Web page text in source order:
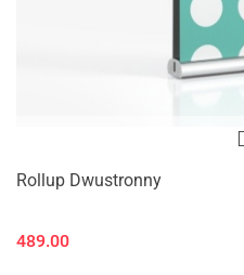
Rollup Dwustronny
489.00